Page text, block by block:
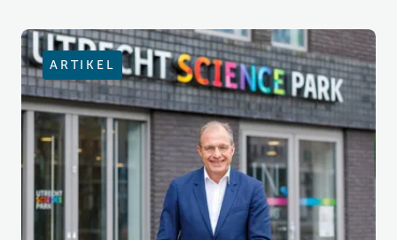
ARTIKEL